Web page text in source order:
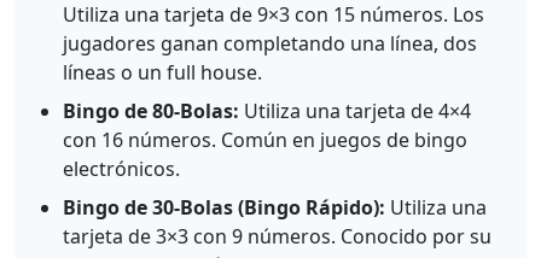
Utiliza una tarjeta de 9×3 con 15 números. Los
jugadores ganan completando una línea, dos
líneas o un full house.
Bingo de 80-Bolas: Utiliza una tarjeta de 4×4
con 16 números. Común en juegos de bingo
electrónicos.
Bingo de 30-Bolas (Bingo Rápido): Utiliza una
tarjeta de 3×3 con 9 números. Conocido por su